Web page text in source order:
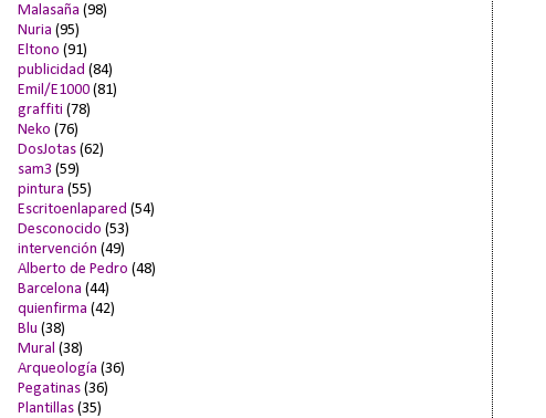
Malasaña (98)
Nuria (95)
Eltono (91)
publicidad (84)
Emil/E1000 (81)
graffiti (78)
Neko (76)
DosJotas (62)
sam3 (59)
pintura (55)
Escritoenlapared (54)
Desconocido (53)
intervención (49)
Alberto de Pedro (48)
Barcelona (44)
quienfirma (42)
Blu (38)
Mural (38)
Arqueología (36)
Pegatinas (36)
Plantillas (35)